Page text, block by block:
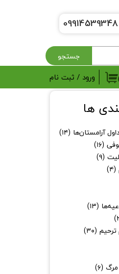
جستجو
ورود / ثبت نام
تغییر گذر واژه
سفارشات
09914539348
ها
آرامستان‌ها (۱۴)
(۱۶)
(۹)
(۴)
(۱۳)
ترحیم (۳۰)
مرگ (۶)